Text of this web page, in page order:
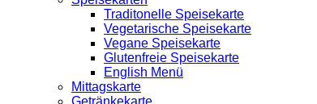
Traditonelle Speisekarte
Vegetarische Speisekarte
Vegane Speisekarte
Glutenfreie Speisekarte
English Menü
Mittagskarte